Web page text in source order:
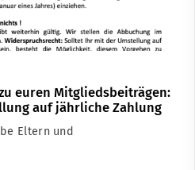
euren Mitgliedsbeiträgen:
auf jährliche Zahlung
Eltern und